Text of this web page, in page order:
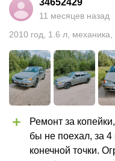
34652429
11 месяцев назад
2010 год 1.6 л механика
Ремонт за
бы не поехал, за 4
конечной точки.